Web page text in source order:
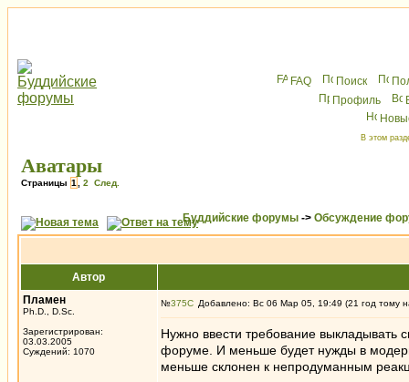
FAQ Поиск
Профиль
В этом
Аватары
Страницы 1 2 След.
Буддийские форумы -> Обсуждение
Автор
Пламен
Ph.D., D.Sc.
Зарегистрирован:
03.03.2005
Суждений: 1070
№375 Добавлено: Вс 06 Мар 05, 19:49 (21 год тому
Нужно ввести требование выкладывать
форуме. И меньше будет нужды в
меньше склонен к непродуманным